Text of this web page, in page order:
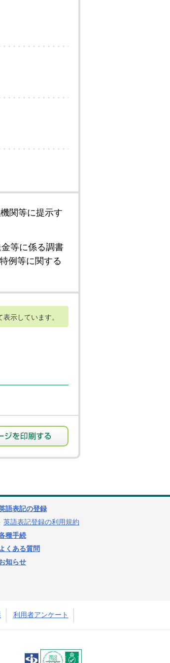
関等に提示す
等に係る調書
例等に関する
示しています。
語表記の登録
英語表記登録の利用規約
種手続
よくある質問
知らせ
利用者アンケート